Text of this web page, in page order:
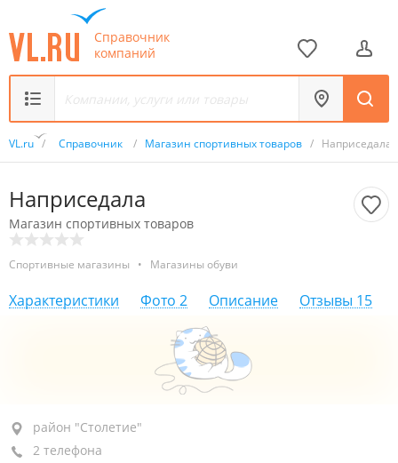
Справочник
компаний
VL.ru / Справочник / Магазин спортивных товаров / Наприседала
Наприседала
Магазин спортивных товаров
Спортивные магазины • Магазины обуви
Характеристики Фото 2 Описание Отзывы 15
район "Столетие", пр-т 100-летия Владивостока, 40
ТЦ "Сотка", 3-й этаж, пав. 313
район "Столетие"
2 телефона